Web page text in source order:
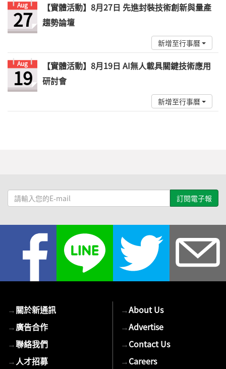
Aug
27
【實體活動】8月27日 先進封裝技術創新與量產
趨勢論壇
新增至行事曆
Aug
19
【實體活動】8月19日 AI無人載具關鍵技術應用
研討會
新增至行事曆
請
輸
→關於新通訊
→廣告合作
→聯絡我們
→人才招募
→About Us
→Advertise
→Contact Us
→Careers